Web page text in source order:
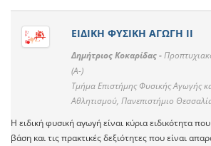
ΕΙΔΙΚΗ ΦΥΣΙΚΗ ΑΓΩΓΗ ΙΙ
Δημήτριος Κοκαρίδας -
(A-)
Τμήμα Επιστήμης Φυσικής Αγωγής
Αθλητισμού, Πανεπιστήμιο
Η ειδική φυσική αγωγή είναι κύρια ειδικότητα
βάση και τις πρακτικές δεξιότητες που είναι